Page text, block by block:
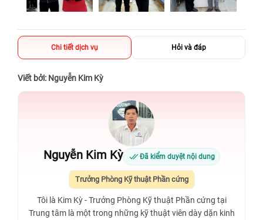
Chi tiết dịch vụ Hỏi và đáp
Viết bởi: Nguyễn Kim Kỳ
Nguyễn Kim Kỳ Đã kiểm duyệt nội dung
Trưởng Phòng Kỹ thuật Phần cứng
Tôi là Kim Kỳ - Trưởng Phòng Kỹ thuật Phần cứng tại
Trung tâm là một trong những kỹ thuật viên dày dặn kinh